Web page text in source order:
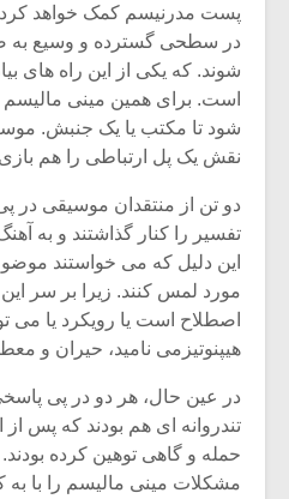
پست مدرنیسم کمک خواهد
در سطحی گسترده و وسیع به
شوند. که یکی از این راه های
است. برای همین مینی
شود تا مکتب یا یک جنبش.
نقش یک پل ارتباطی را هم
دو تن از منتقدان موسیقی در
تفسیر را کنار گذاشتند و به
این دلیل که می خواستند
مورد لمس کنند. زیرا بر سر
اصطلاح است یا رویکرد یا می
هیپنوتیزمی نامید، حیران و
در عین حال، هر دو در پی
تندروانه ای هم بودند که پس از
حمله و گاهی توهین کرده
مشکلات مینی مالیسم را با به